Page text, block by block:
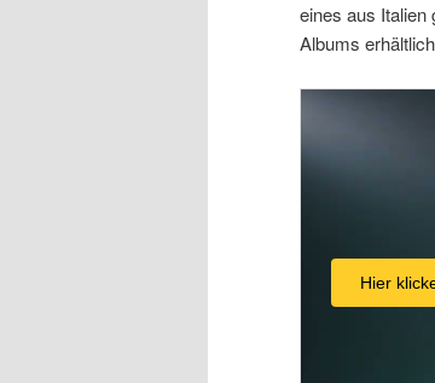
eines aus Italien
Albums
Hier